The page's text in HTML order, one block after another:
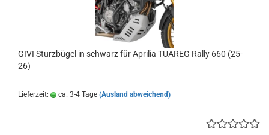
GIVI Sturzbügel in schwarz für Aprilia TUAREG Rally 660 (25-
26)
Lieferzeit: ca. 3-4 Tage (Ausland abweichend)